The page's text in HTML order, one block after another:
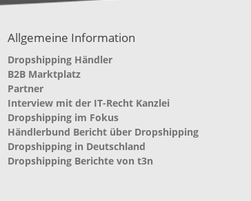
Allgemeine Information
Dropshipping Händler
B2B Marktplatz
Partner
Interview mit der IT-Recht Kanzlei
Dropshipping im Fokus
Händlerbund Bericht über Dropshipping
Dropshipping in Deutschland
Dropshipping Berichte von t3n